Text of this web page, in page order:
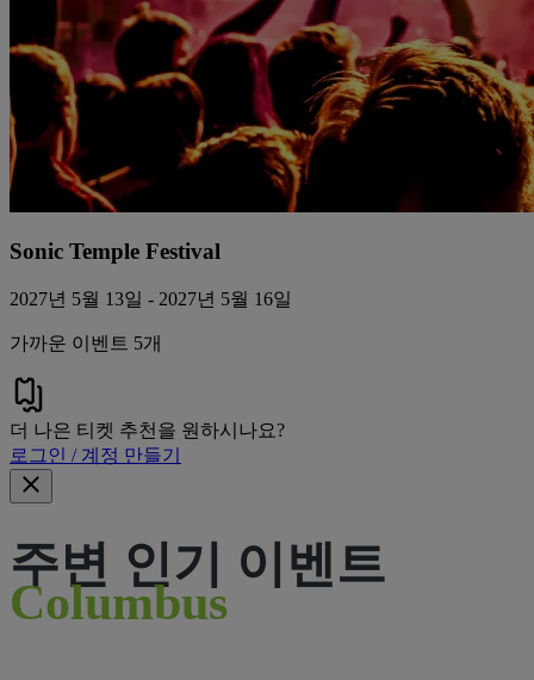
Sonic Temple Festival
2027년 5월 13일 - 2027년 5월 16일
가까운 이벤트 5개
더 나은 티켓 추천을 원하시나요?
로그인 / 계정 만들기
주변 인기 이벤트
Columbus